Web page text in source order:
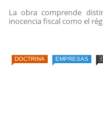
La obra comprende
inocencia fiscal como el
DOCTRINA EMPRESAS